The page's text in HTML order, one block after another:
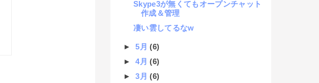
Skype3が無くてもオープンチャット
作成＆管理
凄い雲してるなw
►5月(6)
►4月(6)
►3月(6)